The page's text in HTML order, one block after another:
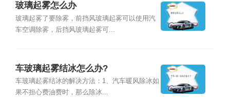
玻璃起雾怎么办
玻璃起雾了要除雾，前挡风玻璃起雾可以使用汽
车空调除雾，后挡风玻璃起雾可...
车玻璃起雾结冰怎么办?
车玻璃起雾结冰的解决方法：1、汽车暖风除冰如
果不担心费油费时，那么除冰...